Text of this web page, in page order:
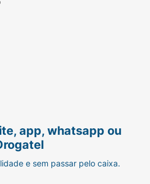
app, whatsapp ou
e sem passar pelo caixa.